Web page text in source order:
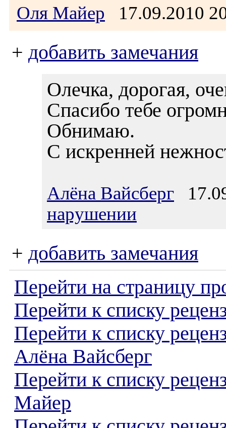
Оля Майер 17.09.2010
+ добавить замечания
Олечка, дорогая,
Спасибо тебе
Обнимаю.
С искренней
Алёна Вайсберг
нарушении
+ добавить замечания
Перейти на страницу
Перейти к списку
Перейти к списку
Алёна Вайсберг
Перейти к списку
Майер